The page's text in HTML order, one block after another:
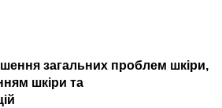
загальних проблем шкіри,
шкіри та